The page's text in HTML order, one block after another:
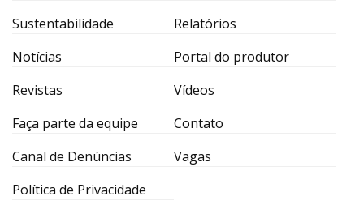
Sustentabilidade
Relatórios
Notícias
Portal do produtor
Revistas
Vídeos
Faça parte da equipe
Contato
Canal de Denúncias
Vagas
Política de Privacidade